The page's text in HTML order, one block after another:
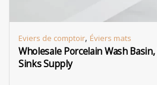
Eviers de comptoir, Éviers mats
Wholesale Porcelain Wash
Sinks Supply